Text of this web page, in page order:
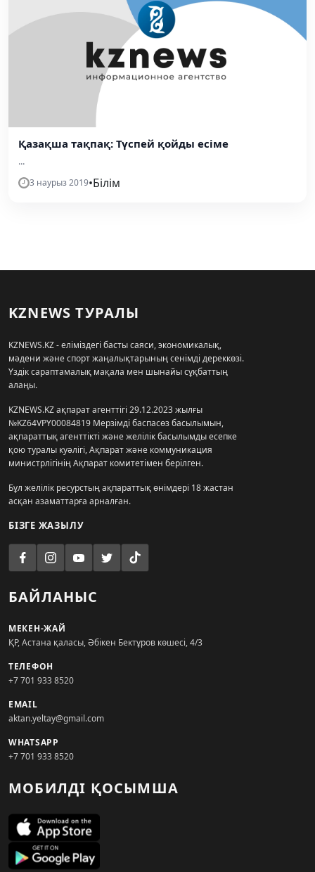
Қазақша тақпақ: Түспей қойды есіме
...
3 наурыз 2019•Білім
KZNEWS ТУРАЛЫ
KZNEWS.KZ - еліміздегі басты саяси, экономикалық,
мәдени және спорт жаңалықтарының сенімді дереккөзі.
Үздік сараптамалық мақала мен шынайы сұқбаттың
алаңы.
KZNEWS.KZ ақпарат агенттігі 29.12.2023 жылғы
№KZ64VPY00084819 Мерзімді баспасөз басылымын,
ақпараттық агенттікті және желілік басылымды есепке
қою туралы куәлігі, Ақпарат және коммуникация
министрлігінің Ақпарат комитетімен берілген.
Бұл желілік ресурстың ақпараттық өнімдері 18 жастан
асқан азаматтарға арналған.
БІЗГЕ ЖАЗЫЛУ
БАЙЛАНЫС
МЕКЕН-ЖАЙ
ҚР, Астана қаласы, Әбікен Бектұров көшесі, 4/3
ТЕЛЕФОН
+7 701 933 8520
EMAIL
aktan.yeltay@gmail.com
WHATSAPP
+7 701 933 8520
МОБИЛДІ ҚОСЫМША